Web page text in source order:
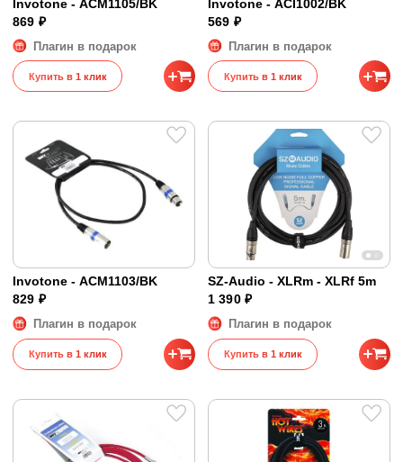
Invotone - ACM1105/BK
869 ₽
Плагин в подарок
Купить в 1 клик
Invotone - ACI1002/BK
569 ₽
Плагин в подарок
Купить в 1 клик
Invotone - ACM1103/BK
829 ₽
Плагин в подарок
Купить в 1 клик
SZ-Audio - XLRm - XLRf 5m
1 390 ₽
Плагин в подарок
Купить в 1 клик